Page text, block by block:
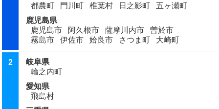
都農町 門川町 椎葉村 日之影町
五ヶ瀬町
鹿児島県
鹿児島市
阿久根市 薩摩川内市
曽於市
霧島市
伊佐市 姶良市 さつま町 大崎町
2
岐阜県
輪之内町
愛知県
飛島村